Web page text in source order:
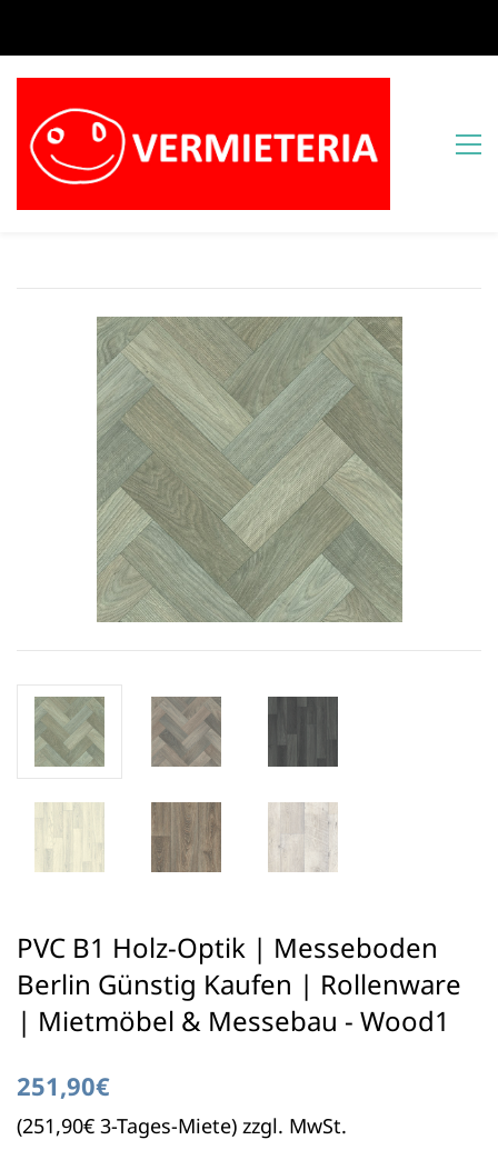
PVC B1 Holz-Optik | Messeboden
Berlin Günstig Kaufen | Rollenware
| Mietmöbel & Messebau - Wood1
251,90€
(251,90€ 3-Tages-Miete) zzgl. MwSt.